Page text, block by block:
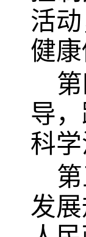
活
健
导
科
发